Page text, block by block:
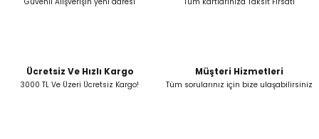
Gönder
Ücretsiz Ve Hızlı Kargo
3000 TL Ve Üzeri Ücretsiz Kargo!
Müşteri Hizmetleri
Tüm sorularınız için bize ulaşabilirsiniz